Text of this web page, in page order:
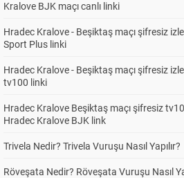
Kralove BJK maçı canlı linki
Hradec Kralove - Beşiktaş maçı şifresiz izle
Sport Plus linki
Hradec Kralove - Beşiktaş maçı şifresiz izle
tv100 linki
Hradec Kralove Beşiktaş maçı şifresiz
Hradec Kralove BJK link
Trivela Nedir? Trivela Vuruşu Nasıl Yapılır?
Röveşata Nedir? Röveşata Vuruşu Nasıl